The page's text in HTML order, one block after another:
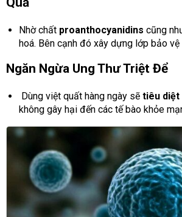
Nhờ chấtproanthocyanidins cũng
hoá. Bên cạnh đó xây dựng lớp bảo
Ngăn Ngừa Ung Thư Triệt Để
Dùng việt quất hàng ngày sẽ tiêu diệt
không gây hại đến các tế bào khỏe